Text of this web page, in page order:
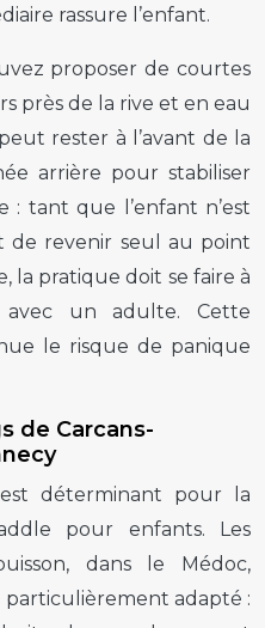
rassure l’enfant.
proposer de courtes
près de la rive et en eau
rester à l’avant de la
arrière pour stabiliser
: tant que l’enfant n’est
de revenir seul au point
la pratique doit se faire à
un adulte. Cette
le risque de panique
de Carcans-
déterminant pour la
pour enfants. Les
dans le Médoc,
adapté :